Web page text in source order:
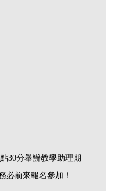
30分舉辦教學助理期
必前來報名參加！